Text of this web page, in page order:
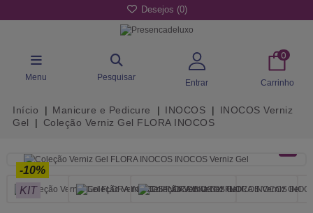
Desejos (0)
Menu Pesquisar
Entrar
0
Carrinho
Início Manicure e Pedicure INOCOS
INOCOS Verniz
Gel
Coleção Verniz Gel FLORA INOCOS
-10%
KIT